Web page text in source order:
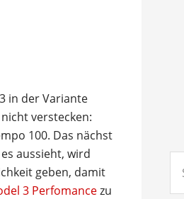
in der Variante
verstecken:
100. Das nächst
aussieht, wird
geben, damit
3 Perfomancezu